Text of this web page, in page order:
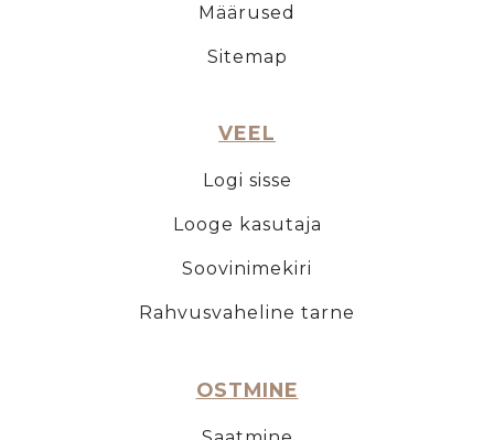
Määrused
Sitemap
VEEL
Logi sisse
Looge kasutaja
Soovinimekiri
Rahvusvaheline tarne
OSTMINE